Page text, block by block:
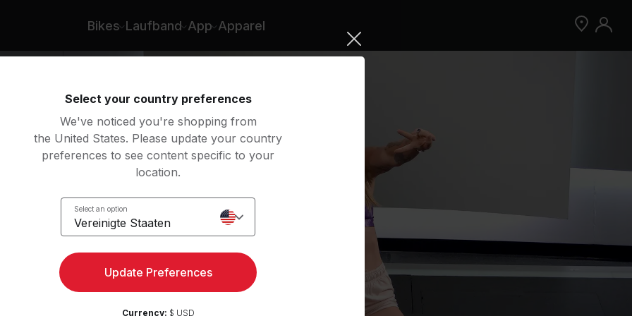
Bikes Laufband App Apparel
Jetzt Peloton App kostenlos testen
Select your country preferences
We've noticed you're shopping from
the United States. Please update your country
preferences to see content specific to your
location.
Select an option
Vereinigte Staaten
Update Preferences
Currency: $ USD